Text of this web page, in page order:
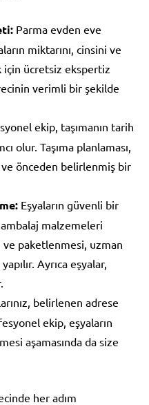
Parma evden eve
miktarını, cinsini ve
için ücretsiz ekspertiz
verimli bir şekilde
ekip, taşımanın tarih
olur. Taşıma planlaması,
önceden belirlenmiş bir
Eşyaların güvenli bir
malzemeleri
ve paketlenmesi, uzman
Ayrıca eşyalar,
belirlenen adrese
ekip, eşyaların
aşamasında da size
her adım